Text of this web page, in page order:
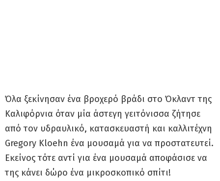
Όλα ξεκίνησαν ένα βροχερό βράδι στο Όκλαντ της
Καλιφόρνια όταν μία άστεγη γειτόνισσα ζήτησε
από τον υδραυλικό, κατασκευαστή και καλλιτέχνη
Gregory Kloehn ένα μουσαμά για να προστατευτεί.
Εκείνος τότε αντί για ένα μουσαμά αποφάσισε να
της κάνει δώρο ένα μικροσκοπικό σπίτι!